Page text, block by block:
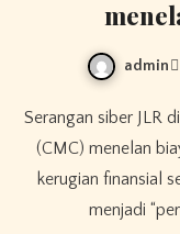
admin
Serangan siber JLR diperkirakan oleh Cyber ​​Monitoring Center
(CMC) menelan
kerugian finansial
menjadi